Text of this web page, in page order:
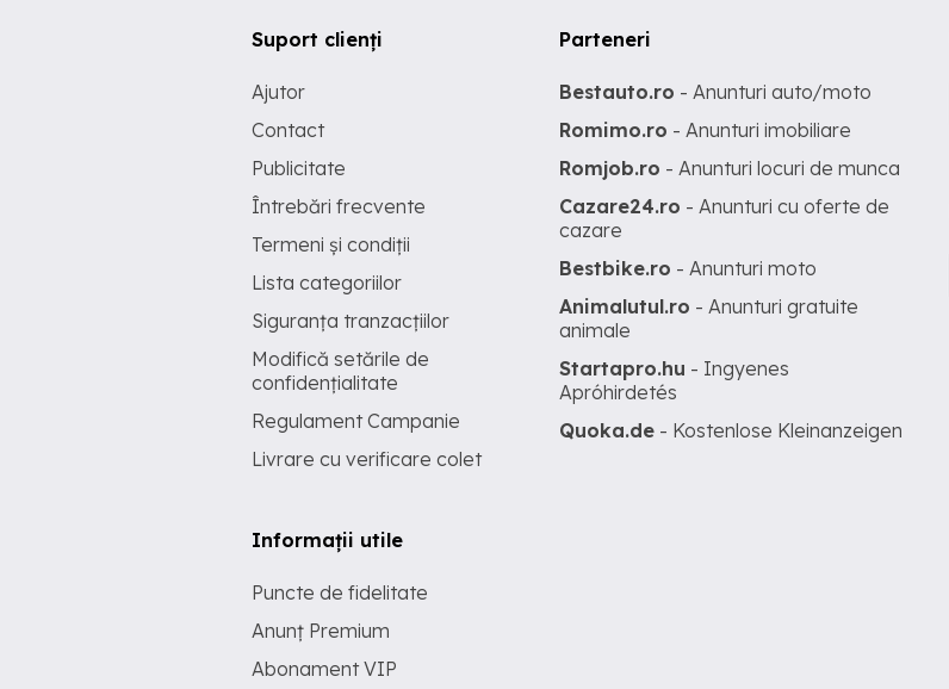
Suport clienți
Ajutor
Contact
Publicitate
Întrebări frecvente
Termeni și condiții
Lista categoriilor
Siguranța tranzacțiilor
Modifică setările de
confidențialitate
Regulament Campanie
Livrare cu verificare colet
Informații utile
Puncte de fidelitate
Anunț Premium
Abonament VIP
Parteneri
Bestauto.ro - Anunturi auto/moto
Romimo.ro - Anunturi imobiliare
Romjob.ro - Anunturi locuri de munca
Cazare24.ro - Anunturi cu oferte de
cazare
Bestbike.ro - Anunturi moto
Animalutul.ro - Anunturi gratuite
animale
Startapro.hu - Ingyenes
Apróhirdetés
Quoka.de - Kostenlose Kleinanzeigen